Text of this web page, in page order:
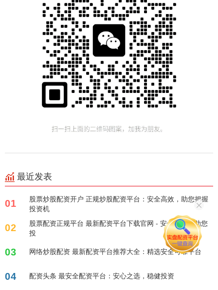
最近发表
01
股票炒股配资开户 正规炒股配资平台：安全高效，助您把握
投资机
02
股票配资正规平台 最新配资平台下载官网 - 安全便捷，助您
投
03 网络炒股配资 最新配资平台推荐大全：精选安全可靠平台
04 配资头条 最安全配资平台：安心之选，稳健投资